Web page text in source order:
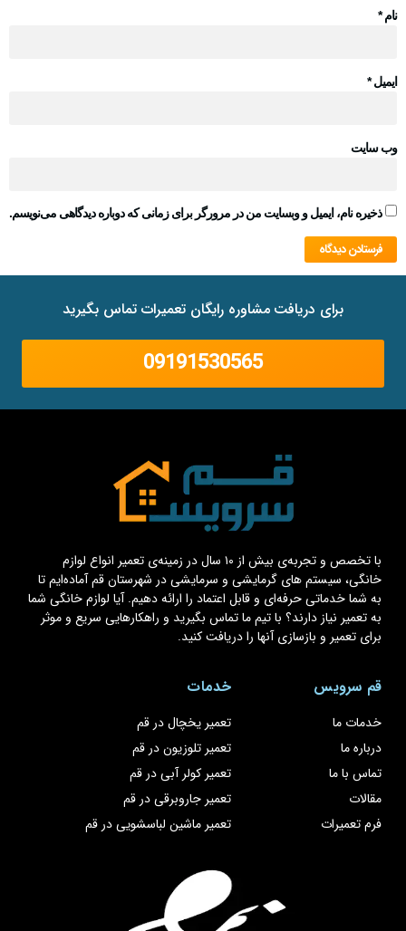
نام*
ایمیل*
وب‌ سایت
ذخیره نام، ایمیل و وبسایت من در مرورگر برای زمانی که دوباره دیدگاهی می‌نویسم.
برای دریافت مشاوره رایگان تعمیرات تماس بگیرید
09191530565
با تخصص و تجربه‌ی بیش از ۱۰ سال در زمینه‌ی تعمیر انواع لوازم
خانگی، سیستم های گرمایشی و سرمایشی در شهرستان قم آماده‌ایم تا
به شما خدماتی حرفه‌ای و قابل اعتماد را ارائه دهیم. آیا لوازم خانگی شما
به تعمیر نیاز دارند؟ با تیم ما تماس بگیرید و راهکارهایی سریع و موثر
برای تعمیر و بازسازی آنها را دریافت کنید.
قم سرویس
خدمات ما
درباره ما
تماس با ما
مقالات
فرم تعمیرات
خدمات
تعمیر یخچال در قم
تعمیر تلوزیون در قم
تعمیر کولر آبی در قم
تعمیر جاروبرقی در قم
تعمیر ماشین لباسشویی در قم